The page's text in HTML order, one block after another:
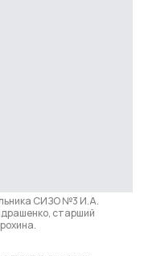
СИЗО №3 И.А.
старший